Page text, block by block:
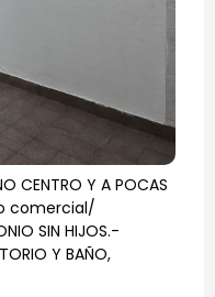
CENTRO Y A POCAS
comercial/
SIN HIJOS.-
Y BAÑO,